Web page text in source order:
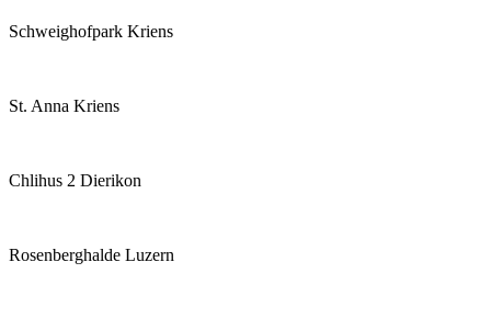
Schweighofpark Kriens
St. Anna Kriens
Chlihus 2 Dierikon
Rosenberghalde Luzern